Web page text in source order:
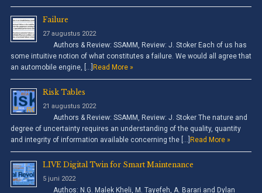
Failure
27 augustus 2022
Authors & Review: SSAMM, Review: J. Stoker Each of us has
some intuitive notion of what constitutes a failure. We would all agree that
an automobile engine, […] Read More »
Risk Tables
21 augustus 2022
Authors & Review: SSAMM, Review: J. Stoker The nature and
degree of uncertainty requires an understanding of the quality, quantity
and integrity of information available concerning the […] Read More »
LIVE Digital Twin for Smart Maintenance
5 juni 2022
Authos: N.G. Malek Kheli, M. Tayefeh, A. Barari and Dylan